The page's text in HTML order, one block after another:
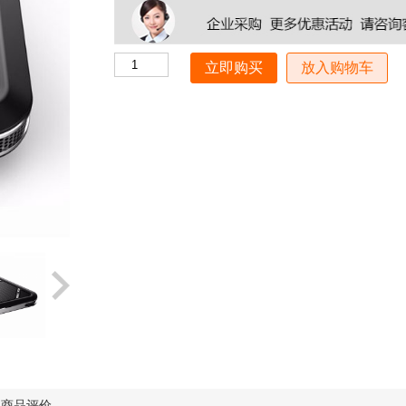
放入购物车